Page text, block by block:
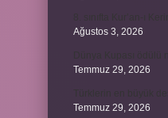
Ağustos 3, 2026
Temmuz 29, 2026
Temmuz 29, 2026